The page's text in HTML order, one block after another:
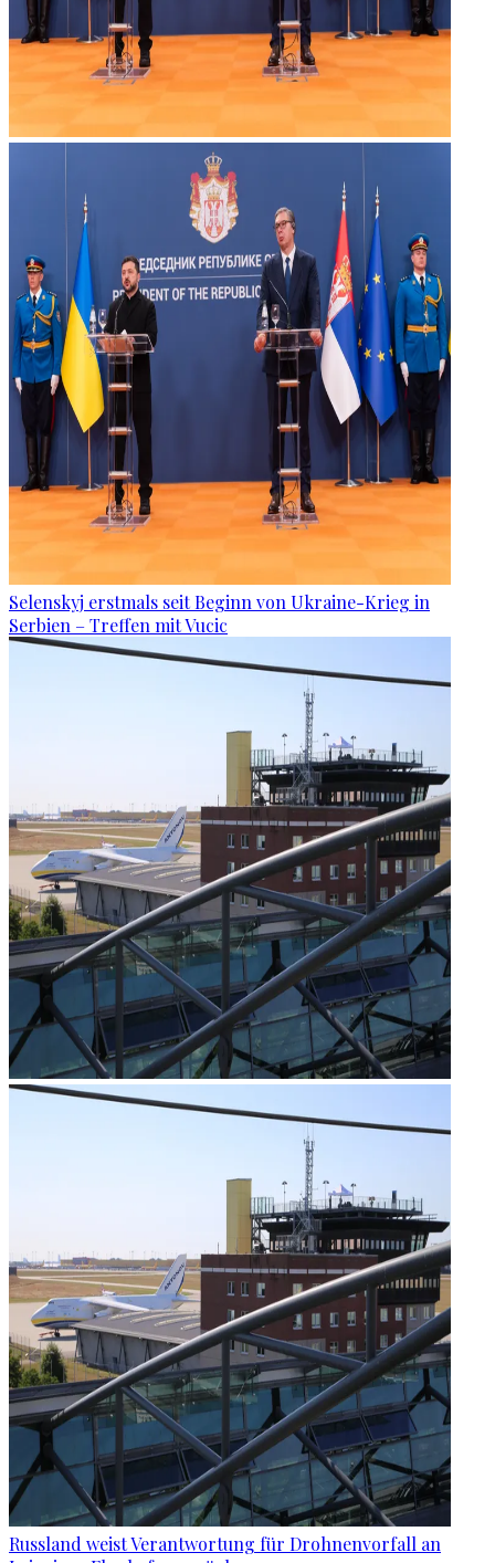
Selenskyj erstmals seit Beginn von Ukraine-Krieg in
Serbien – Treffen mit Vucic
Russland weist Verantwortung für Drohnenvorfall an